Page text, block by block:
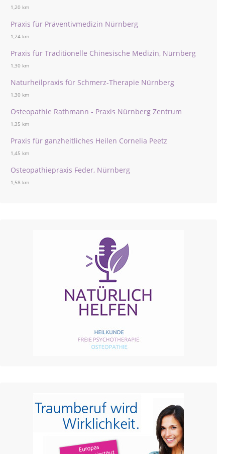
1,20 km
Praxis für Präventivmedizin Nürnberg
1,24 km
Praxis für Traditionelle Chinesische Medizin, Nürnberg
1,30 km
Naturheilpraxis für Schmerz-Therapie Nürnberg
1,30 km
Osteopathie Rathmann - Praxis Nürnberg Zentrum
1,35 km
Praxis für ganzheitliches Heilen Cornelia Peetz
1,45 km
Osteopathiepraxis Feder, Nürnberg
1,58 km